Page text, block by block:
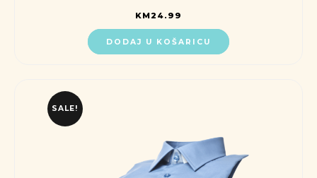
KM24.99
DODAJ U KOŠARICU
SALE!